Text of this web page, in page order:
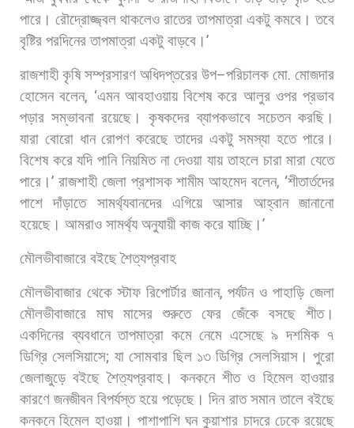
পারে। রৌদ্রোজ্জ্বল থাকলেও রাতের তাপমাত্রা একটু কমবে। তবে
বৃষ্টির পরদিনের তাপমাত্রা একটু বাড়বে।’
রাজশাহী কৃষি সম্প্রসারণ অধিদপ্তরের উপ–পরিচালক মো. মোজদার
হোসেন বলেন, ‘এমন আবহাওয়ায় বিশেষ করে আলুর ওপর প্রভাব
পড়ার সম্ভাবনা রয়েছে। কৃষকদের ব্যাপকভাবে সচেতন করছি।
যারা বোরো ধান রোপণ করেছে তাদের একটু সমস্যা হতে পারে।
বিশেষ করে যদি পানি নিয়মিত না দেওয়া যায় তাহলে চারা মারা যেতে
পারে।’ রাজশাহী জেলা প্রশাসক শামীম আহমেদ বলেন, ‘শীতার্তদের
পাশে
দাঁড়াতে সামর্থ্যবানদের এগিয়ে আসার আহ্বান
জানানো
হয়েছে। আমরাও সামর্থ্য অনুযায়ী কাজ করে যাচ্ছি।’
মৌলভীবাজারে বইছে শৈত্যপ্রবাহ
মৌলভীবাজার থেকে স্টাফ রিপোর্টার জানান,পর্যটন ও পাহাড়ি জেলা
মৌলভীবাজারে
মাঘ মাসের শুরুতে ফের জেঁকে বসছে
শীত।
একদিনের ব্যবধানে তাপমাত্রা কমে নেমে এসেছে ৯ দশমিক ৭
ডিগ্রি সেলসিয়াসে; যা সোমবার ছিল ১৩ ডিগ্রি সেলসিয়াস। পুরো
জেলাজুড়ে বইছে শৈত্যপ্রবাহ। কনকনে শীত ও হিমেল হাওয়ার
কারণে জনজীবন বিপর্যস্ত হয়ে পড়েছে। দিন রাত সমান তালে বইছে
কনকনে হিমেল হাওয়া। পাশাপাশি ঘন কুয়াশার চাদরে ঢেকে রয়েছে